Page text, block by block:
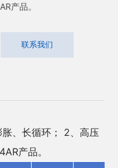
产品。
联系我们
、长循环； 2、高压
产品。